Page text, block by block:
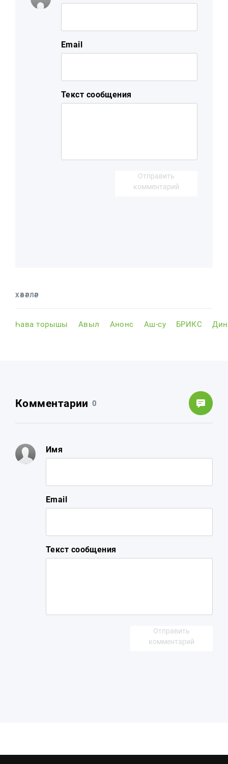
Email
Текст сообщения
Отправить
комментарий
ХӘБӘРЛӘР
Һава торышы Авыл Анонс Аш-су БРИКС Дин
Комментарии 0
Имя
Email
Текст сообщения
Отправить
комментарий